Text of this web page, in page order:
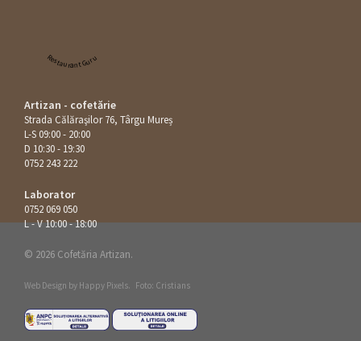
Restaurant Guru
Artizan - cofetărie
Strada Călăraşilor 76, Târgu Mureș
L-S 09:00 - 20:00
D 10:30 - 19:30
0752 243 222
Laborator
0752 069 050
L - V 10:00 - 18:00
© 2026 Cofetăria Artizan.
Web Design by Happy Pixels. Foto: Cristians